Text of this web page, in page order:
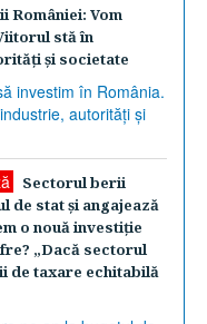
României: Vom
stă în
şi societate
Sectorul berii
de stat şi angajează
o nouă investiţie
„Dacă sectorul
de taxare echitabilă